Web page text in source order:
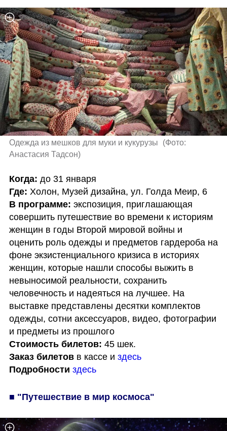
Одежда из мешков для муки и кукурузы (Фото:
Анастасия Тадсон)
Когда:
Где:
Холон, Музей дизайна, ул. Голда Меир, 6
В программе: экспозиция, приглашающая
совершить путешествие во времени к историям
женщин в годы Второй мировой войны и
оценить роль одежды и предметов гардероба на
фоне экзистенциального кризиса в историях
женщин, которые нашли способы выжить в
невыносимой реальности, сохранить
человечность и надеяться на лучшее. На
выставке представлены десятки комплектов
одежды, сотни аксессуаров, видео, фотографии
и предметы из прошлого
Стоимость билетов:
Заказ билетов в кассе и здесь
Подробности здесь
■ "Путешествие в мир космоса"